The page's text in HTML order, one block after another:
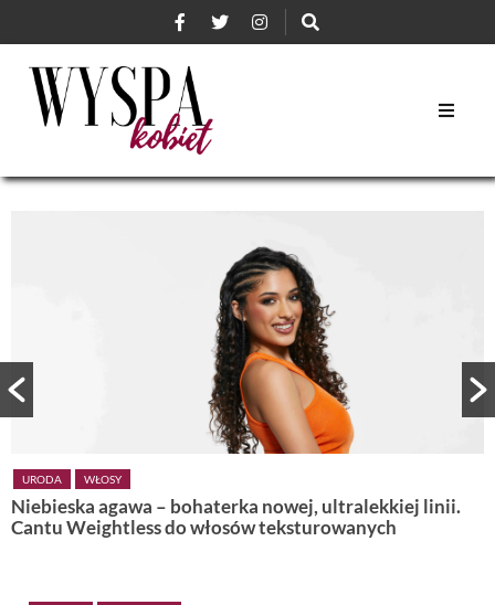
URODA WŁOSY
Niebieska agawa – bohaterka nowej, ultralekkiej linii.
Cantu Weightless do włosów teksturowanych